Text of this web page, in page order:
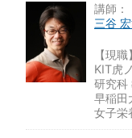
講師：
三谷
【現職】
KIT虎
研究科
早稲田
女子栄